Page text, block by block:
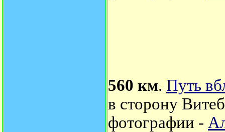
560 км. Путь
в сторону
фотографии -